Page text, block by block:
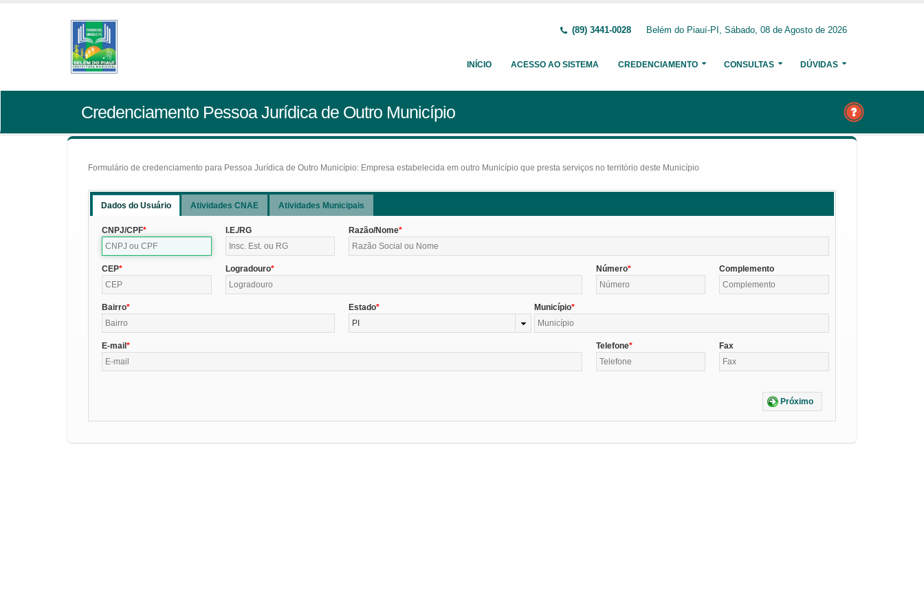
(89) 3441-0028 Belém do Piauí-PI, Sábado, 08 de Agosto de 2026
INÍCIO ACESSO AO SISTEMA CREDENCIAMENTO CONSULTAS DÚVIDAS
Credenciamento Pessoa Jurídica de Outro Município
Formulário de credenciamento para Pessoa Jurídica de Outro Município: Empresa estabelecida em outro Município que presta serviços no território deste Município
Dados do Usuário Atividades CNAE Atividades Municipais
CNPJ/CPF I.E./RG Razão/Nome
CEP Logradouro Número Complemento
Bairro
Estado
PI
Município
E-mail Telefone Fax
Próximo